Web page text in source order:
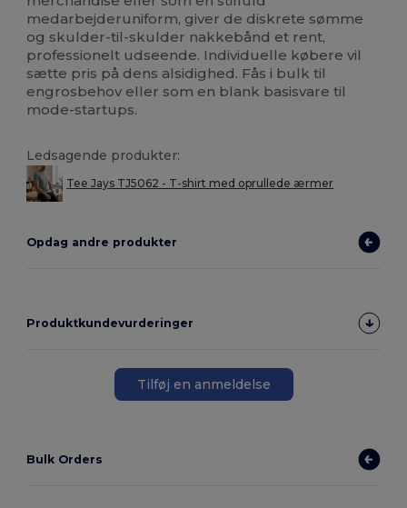
medarbejderuniform, giver de diskrete sømme
og skulder-til-skulder nakkebånd et rent,
professionelt udseende. Individuelle købere vil
sætte pris på dens alsidighed. Fås i bulk til
engrosbehov eller som en blank basisvare til
mode-startups.
Ledsagende produkter:
Tee Jays TJ5062 - T-shirt med oprullede ærmer
Opdag andre produkter
Produktkundevurderinger
Tilføj en anmeldelse
Bulk Orders